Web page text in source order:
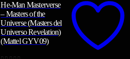
He-Man Masterverse
– Masters of the
Universe (Masters del
Universo Revelation)
(Mattel GYV09)